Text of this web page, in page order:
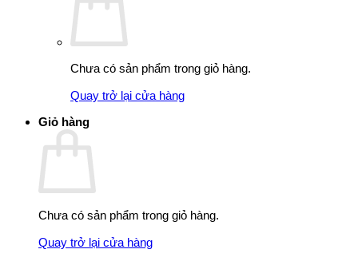
Chưa có sản phẩm trong giỏ hàng.
Quay trở lại cửa hàng
Giỏ hàng
Chưa có sản phẩm trong giỏ hàng.
Quay trở lại cửa hàng